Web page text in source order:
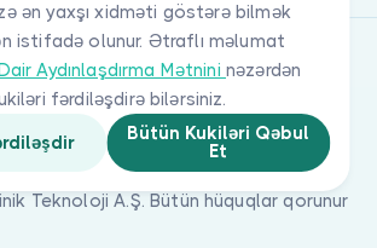
ən yaxşı xidməti göstərə bilmək
istifadə olunur. Ətraflı məlumat
Aydınlaşdırma Mətnini nəzərdən
fərdiləşdirə bilərsiniz.
Bütün Kukiləri Qəbul
Et
Teknoloji A.Ş. Bütün hüquqlar qorunur